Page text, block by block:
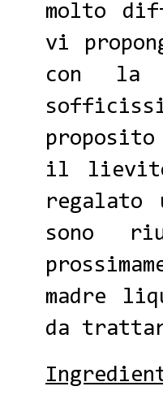
molto
vi
con la
il lievito
regalato
sono
madre
da